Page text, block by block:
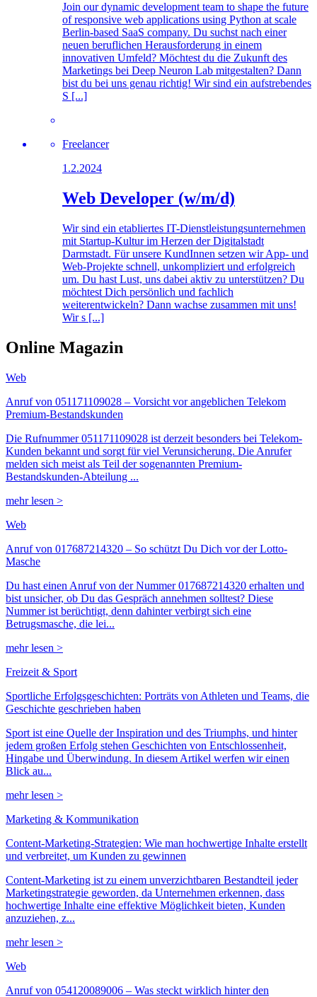
Join our dynamic development team to shape the future
of responsive web applications using Python at scale
Berlin-based SaaS company. Du suchst nach einer
neuen beruflichen Herausforderung in einem
innovativen Umfeld? Möchtest du die Zukunft des
Marketings bei Deep Neuron Lab mitgestalten? Dann
bist du bei uns genau richtig! Wir sind ein aufstrebendes
S [...]
Freelancer
1.2.2024
Web Developer (w/m/d)
Wir sind ein etabliertes IT-Dienstleistungs­unternehmen
mit Startup-Kultur im Herzen der Digitalstadt
Darmstadt. Für unsere KundInnen setzen wir App- und
Web-Projekte schnell, unkompliziert und erfolgreich
um. Du hast Lust, uns dabei aktiv zu unterstützen? Du
möchtest Dich persönlich und fachlich
weiterentwickeln? Dann wachse zusammen mit uns!
Wir s [...]
Online Magazin
Web
Anruf von 051171109028 – Vorsicht vor angeblichen Telekom
Premium-Bestandskunden
Die Rufnummer 051171109028 ist derzeit besonders bei Telekom-
Kunden bekannt und sorgt für viel Verunsicherung. Die Anrufer
melden sich meist als Teil der sogenannten Premium-
Bestandskunden-Abteilung ...
mehr lesen >
Web
Anruf von 017687214320 – So schützt Du Dich vor der Lotto-
Masche
Du hast einen Anruf von der Nummer 017687214320 erhalten und
bist unsicher, ob Du das Gespräch annehmen solltest? Diese
Nummer ist berüchtigt, denn dahinter verbirgt sich eine
Betrugsmasche, die lei...
mehr lesen >
Freizeit & Sport
Sportliche Erfolgsgeschichten: Porträts von Athleten und Teams, die
Geschichte geschrieben haben
Sport ist eine Quelle der Inspiration und des Triumphs, und hinter
jedem großen Erfolg stehen Geschichten von Entschlossenheit,
Hingabe und Überwindung. In diesem Artikel werfen wir einen
Blick au...
mehr lesen >
Marketing & Kommunikation
Content-Marketing-Strategien: Wie man hochwertige Inhalte erstellt
und verbreitet, um Kunden zu gewinnen
Content-Marketing ist zu einem unverzichtbaren Bestandteil jeder
Marketingstrategie geworden, da Unternehmen erkennen, dass
hochwertige Inhalte eine effektive Möglichkeit bieten, Kunden
anzuziehen, z...
mehr lesen >
Web
Anruf von 054120089006 – Was steckt wirklich hinter den